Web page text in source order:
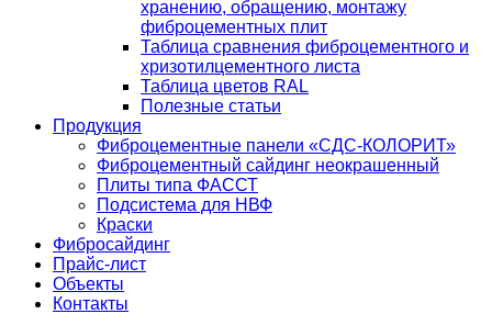
хранению, обращению, монтажу
фиброцементных плит
Таблица сравнения фиброцементного и
хризотилцементного листа
Таблица цветов RAL
Полезные статьи
Продукция
Фиброцементные панели «СДС-КОЛОРИТ»
Фиброцементный сайдинг неокрашенный
Плиты типа ФАССТ
Подсистема для НВФ
Краски
Фибросайдинг
Прайс-лист
Объекты
Контакты